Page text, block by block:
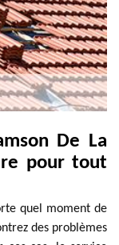
De La
pour tout
quel moment de
des problèmes